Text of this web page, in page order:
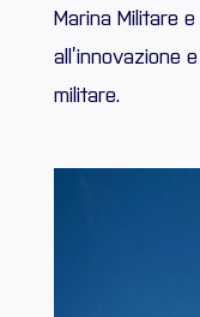
Marina Militare
all’innovazione
militare.